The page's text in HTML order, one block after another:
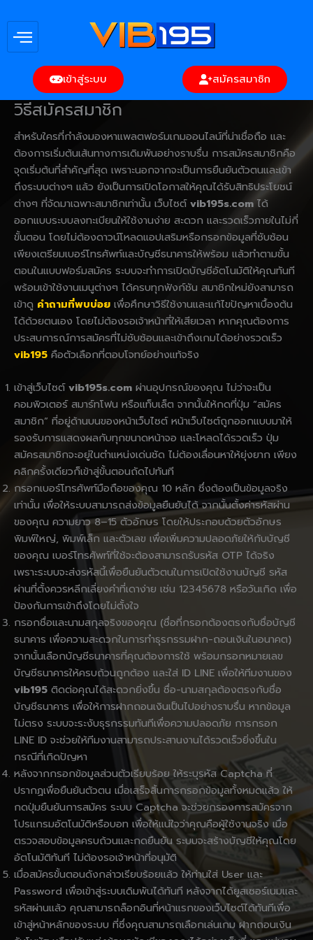
to
content
เข้าสู่ระบบ สมัครสมาชิก
วิธีสมัครสมาชิก
สำหรับใครที่กำลังมองหาแพลตฟอร์มเกมออนไลน์ที่น่าเชื่อถือ และ
ต้องการเริ่มต้นเส้นทางการเดิมพันอย่างราบรื่น การสมัครสมาชิกคือ
จุดเริ่มต้นที่สำคัญที่สุด เพราะนอกจากจะเป็นการยืนยันตัวตนและเข้า
ถึงระบบต่างๆ แล้ว ยังเป็นการเปิดโอกาสให้คุณได้รับสิทธิประโยชน์
ต่างๆ ที่จัดมาเฉพาะสมาชิกเท่านั้น เว็บไซต์vib195s.com ได้
ออกแบบระบบลงทะเบียนให้ใช้งานง่าย สะดวก และรวดเร็วภายในไม่กี่
ขั้นตอน โดยไม่ต้องดาวน์โหลดแอปเสริมหรือกรอกข้อมูลที่ซับซ้อน
เพียงเตรียมเบอร์โทรศัพท์และบัญชีธนาคารให้พร้อม แล้วทำตามขั้น
ตอนในแบบฟอร์มสมัคร ระบบจะทำการเปิดบัญชีอัตโนมัติให้คุณทันที
พร้อมเข้าใช้งานเมนูต่างๆ ได้ครบทุกฟังก์ชัน สมาชิกใหม่ยังสามารถ
เข้าดู คำถามที่พบบ่อย เพื่อศึกษาวิธีใช้งานและแก้ไขปัญหาเบื้องต้น
ได้ด้วยตนเอง โดยไม่ต้องรอเจ้าหน้าที่ให้เสียเวลา หากคุณต้องการ
ประสบการณ์การสมัครที่ไม่ซับซ้อนและเข้าถึงเกมได้อย่างรวดเร็ว
vib195 คือตัวเลือกที่ตอบโจทย์อย่างแท้จริง
เข้าสู่เว็บไซต์vib195s.com ผ่านอุปกรณ์ของคุณ ไม่ว่าจะเป็น
คอมพิวเตอร์ สมาร์ทโฟน หรือแท็บเล็ต จากนั้นให้กดที่ปุ่ม “สมัคร
สมาชิก” ที่อยู่ด้านบนของหน้าเว็บไซต์ หน้าเว็บไซต์ถูกออกแบบมาให้
รองรับการแสดงผลกับทุกขนาดหน้าจอ และโหลดได้รวดเร็ว ปุ่ม
สมัครสมาชิกจะอยู่ในตำแหน่งเด่นชัด ไม่ต้องเลื่อนหาให้ยุ่งยาก เพียง
คลิกครั้งเดียวก็เข้าสู่ขั้นตอนถัดไปทันที
กรอกเบอร์โทรศัพท์มือถือของคุณ 10 หลัก ซึ่งต้องเป็นข้อมูลจริง
เท่านั้น เพื่อให้ระบบสามารถส่งข้อมูลยืนยันได้ จากนั้นตั้งค่ารหัสผ่าน
ของคุณ ความยาว 8–15 ตัวอักษร โดยให้ประกอบด้วยตัวอักษร
พิมพ์ใหญ่, พิมพ์เล็ก และตัวเลข เพื่อเพิ่มความปลอดภัยให้กับบัญชี
ของคุณ เบอร์โทรศัพท์ที่ใช้จะต้องสามารถรับรหัส OTP ได้จริง
เพราะระบบจะส่งรหัสนี้เพื่อยืนยันตัวตนในการเปิดใช้งานบัญชี รหัส
ผ่านที่ตั้งควรหลีกเลี่ยงคำที่เดาง่าย เช่น 12345678 หรือวันเกิด เพื่อ
ป้องกันการเข้าถึงโดยไม่ตั้งใจ
กรอกชื่อและนามสกุลจริงของคุณ (ชื่อที่กรอกต้องตรงกับชื่อบัญชี
ธนาคาร เพื่อความสะดวกในการทำธุรกรรมฝาก-ถอนเงินในอนาคต)
จากนั้นเลือกบัญชีธนาคารที่คุณต้องการใช้ พร้อมกรอกหมายเลข
บัญชีธนาคารให้ครบถ้วนถูกต้อง และใส่ ID LINE เพื่อให้ทีมงานของ
vib195 ติดต่อคุณได้สะดวกยิ่งขึ้น ชื่อ-นามสกุลต้องตรงกับชื่อ
บัญชีธนาคาร เพื่อให้การฝากถอนเงินเป็นไปอย่างราบรื่น หากข้อมูล
ไม่ตรง ระบบจะระงับธุรกรรมทันทีเพื่อความปลอดภัย การกรอก
LINE ID จะช่วยให้ทีมงานสามารถประสานงานได้รวดเร็วยิ่งขึ้นใน
กรณีที่เกิดปัญหา
หลังจากกรอกข้อมูลส่วนตัวเรียบร้อย ให้ระบุรหัส Captcha ที่
ปรากฏเพื่อยืนยันตัวตน เมื่อเสร็จสิ้นการกรอกข้อมูลทั้งหมดแล้ว ให้
กดปุ่มยืนยันการสมัคร ระบบ Captcha จะช่วยกรองการสมัครจาก
โปรแกรมอัตโนมัติหรือบอท เพื่อให้แน่ใจว่าคุณคือผู้ใช้งานจริง เมื่อ
ตรวจสอบข้อมูลครบถ้วนและกดยืนยัน ระบบจะสร้างบัญชีให้คุณโดย
อัตโนมัติทันที ไม่ต้องรอเจ้าหน้าที่อนุมัติ
เมื่อสมัครขั้นตอนดังกล่าวเรียบร้อยแล้ว ให้ท่านใส่ User และ
Password เพื่อเข้าสู่ระบบเดิมพันได้ทันที หลังจากได้ยูสเซอร์เนมและ
รหัสผ่านแล้ว คุณสามารถล็อกอินที่หน้าแรกของเว็บไซต์ได้ทันทีเพื่อ
เข้าสู่หน้าหลักของระบบ ที่ซึ่งคุณสามารถเลือกเล่นเกม ฝากถอนเงิน